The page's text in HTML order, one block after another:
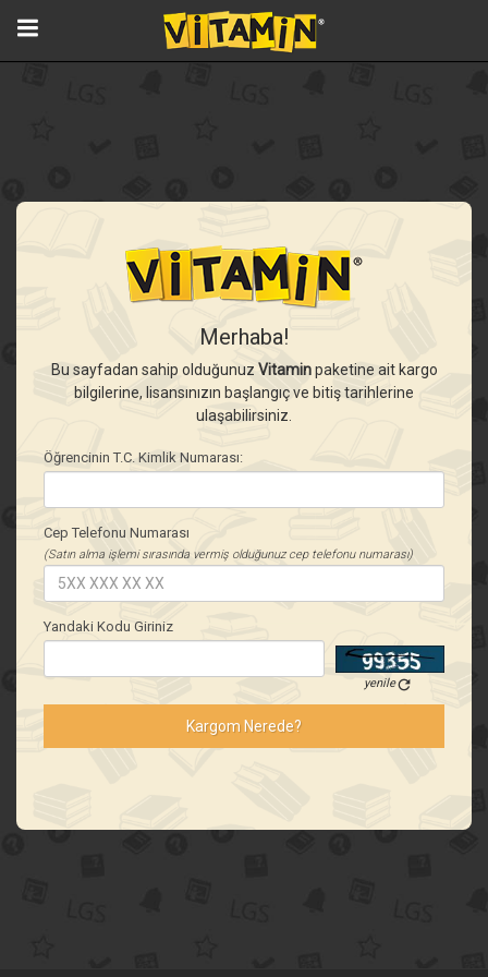
Merhaba!
Bu sayfadan sahip olduğunuz Vitaminpaketine ait kargo
bilgilerine, lisansınızın başlangıç ve bitiş tarihlerine
ulaşabilirsiniz.
Öğrencinin T.C. Kimlik Numarası:
Cep Telefonu Numarası
(Satın alma işlemi sırasında vermiş olduğunuz cep telefonu numarası)
Yandaki Kodu Giriniz
yenilerefresh
Kargom Nerede?